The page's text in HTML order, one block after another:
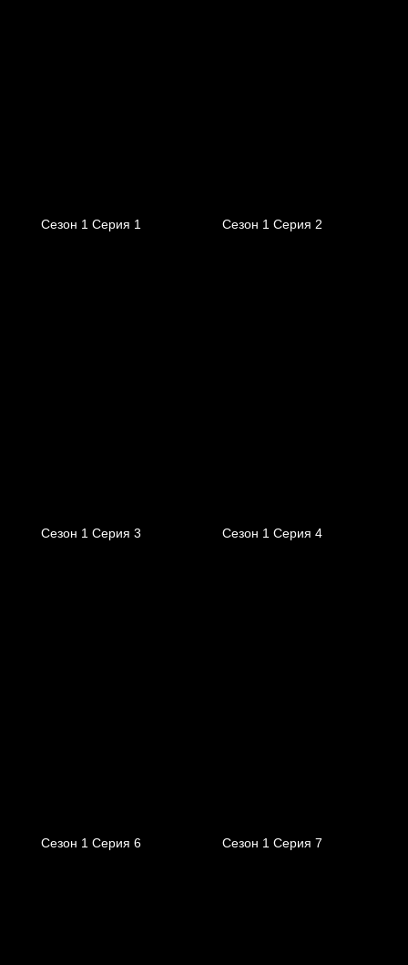
Сезон 1 Серия 1 Сезон 1 Серия 2
Сезон 1 Серия 3 Сезон 1 Серия 4
Сезон 1 Серия 6 Сезон 1 Серия 7